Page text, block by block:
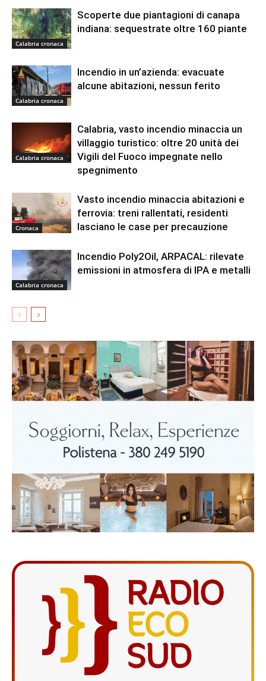
Calabria cronaca
Scoperte due piantagioni di canapa
indiana: sequestrate oltre 160 piante
Calabria cronaca
Incendio in un’azienda: evacuate
alcune abitazioni, nessun ferito
Calabria cronaca
Calabria, vasto incendio minaccia un
villaggio turistico: oltre 20 unità dei
Vigili del Fuoco impegnate nello
spegnimento
Cronaca
Vasto incendio minaccia abitazioni e
ferrovia: treni rallentati, residenti
lasciano le case per precauzione
Calabria cronaca
Incendio Poly2Oil, ARPACAL: rilevate
emissioni in atmosfera di IPA e metalli